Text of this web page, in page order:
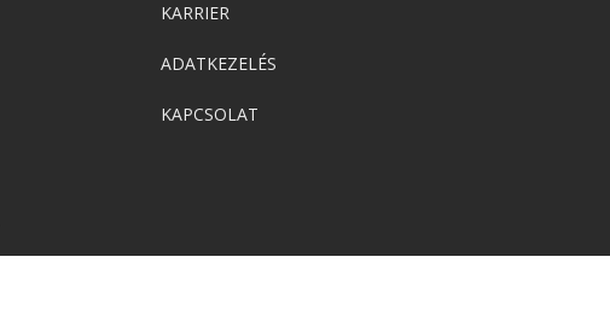
KARRIER
ADATKEZELÉS
KAPCSOLAT